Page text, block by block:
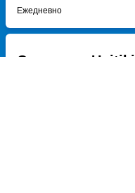
Ежедневно
Отзывы о Unitiki